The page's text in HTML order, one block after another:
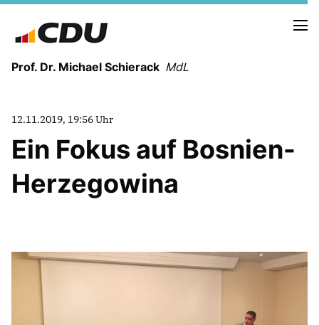
Prof. Dr. Michael Schierack MdL
LEBENSLAUF
HEIMAT UND WERTE
12.11.2019, 19:56 Uhr
Ein Fokus auf Bosnien-
Herzegowina